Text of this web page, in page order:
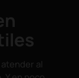
al